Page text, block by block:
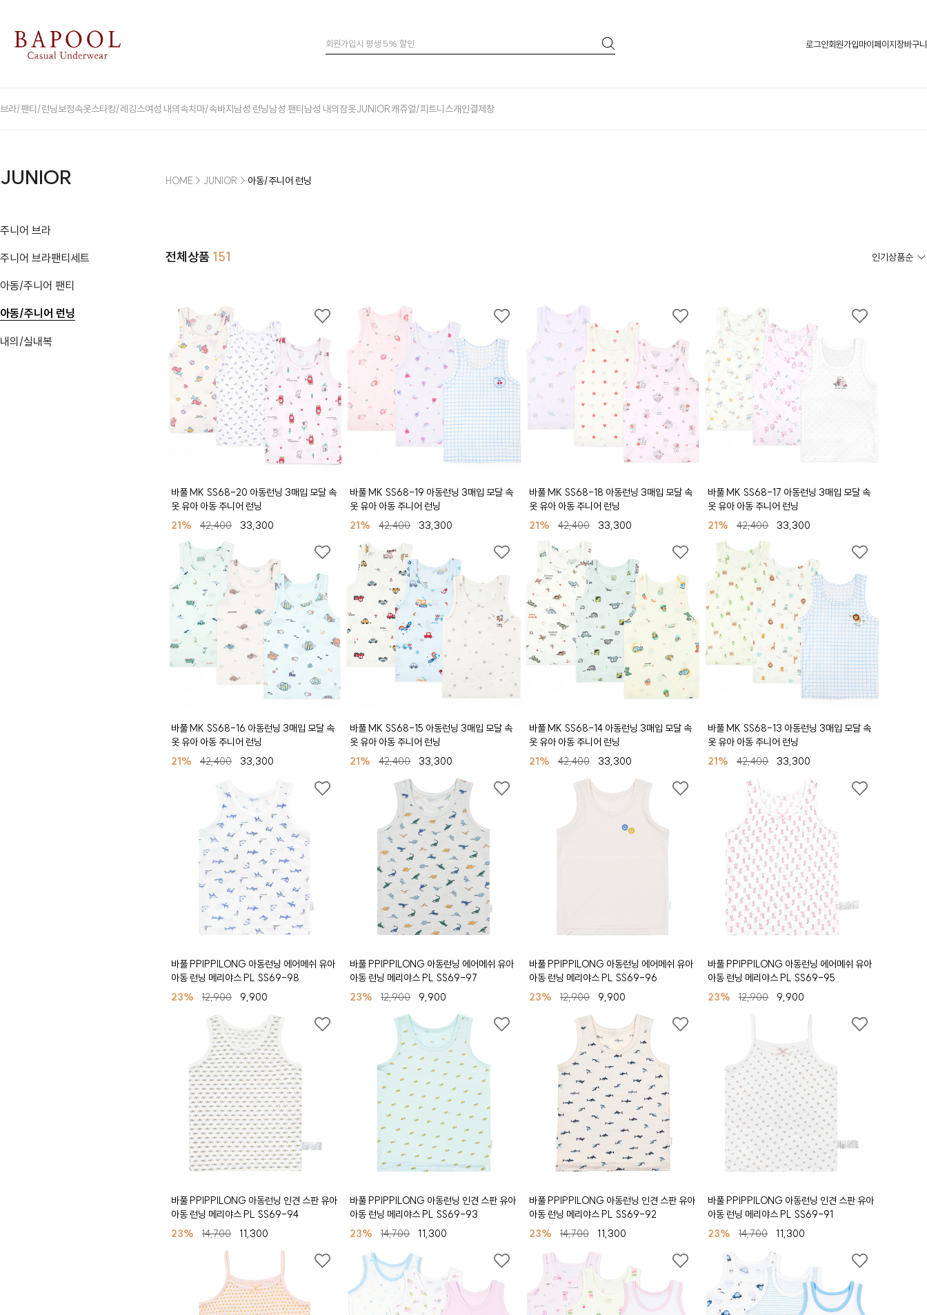
로그인회원가입마이페이지장바구니
브라/팬티/런닝보정속옷스타킹/레깅스여성 내의속치마/속바지남성 런닝남성 팬티남성 내의잠옷JUNIOR캐쥬얼/피트니스개인결제창
JUNIOR
주니어 브라
주니어 브라팬티세트
아동/주니어 팬티
아동/주니어 런닝
내의/실내복
HOME > JUNIOR > 아동/주니어 런닝
전체상품 151
바풀 MK SS68-20 아동런닝 3매입 모달 속
옷 유아 아동 주니어 런닝
21%
42,400 33,300
바풀 MK SS68-19 아동런닝 3매입 모달 속
옷 유아 아동 주니어 런닝
21%
42,400 33,300
바풀 MK SS68-18 아동런닝 3매입 모달 속
옷 유아 아동 주니어 런닝
21%
42,400 33,300
바풀 MK SS68-17 아동런닝 3매입 모달 속
옷 유아 아동 주니어 런닝
21%
42,400 33,300
바풀 MK SS68-16 아동런닝 3매입 모달 속
옷 유아 아동 주니어 런닝
21%
42,400 33,300
바풀 MK SS68-15 아동런닝 3매입 모달 속
옷 유아 아동 주니어 런닝
21%
42,400 33,300
바풀 MK SS68-14 아동런닝 3매입 모달 속
옷 유아 아동 주니어 런닝
21%
42,400 33,300
바풀 MK SS68-13 아동런닝 3매입 모달 속
옷 유아 아동 주니어 런닝
21%
42,400 33,300
바풀 PPIPPILONG 아동런닝 에어메쉬 유아
아동 런닝 메리야스 PL SS69-98
23%
12,900 9,900
바풀 PPIPPILONG 아동런닝 에어메쉬 유아
아동 런닝 메리야스 PL SS69-97
23%
12,900 9,900
바풀 PPIPPILONG 아동런닝 에어메쉬 유아
아동 런닝 메리야스 PL SS69-96
23%
12,900 9,900
바풀 PPIPPILONG 아동런닝 에어메쉬 유아
아동 런닝 메리야스 PL SS69-95
23%
12,900 9,900
바풀 PPIPPILONG 아동런닝 인견 스판 유아
아동 런닝 메리야스 PL SS69-94
23%
14,700 11,300
바풀 PPIPPILONG 아동런닝 인견 스판 유아
아동 런닝 메리야스 PL SS69-93
23%
14,700 11,300
바풀 PPIPPILONG 아동런닝 인견 스판 유아
아동 런닝 메리야스 PL SS69-92
23%
14,700 11,300
바풀 PPIPPILONG 아동런닝 인견 스판 유아
아동 런닝 메리야스 PL SS69-91
23%
14,700 11,300